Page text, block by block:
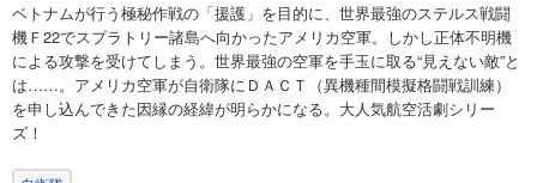
ベトナムが行う極秘作戦の「援護」を目的に、世界最強のステルス戦闘
機Ｆ22でスプラトリー諸島へ向かったアメリカ空軍。しかし正体不明機
による攻撃を受けてしまう。世界最強の空軍を手玉に取る“見えない敵”と
は……。アメリカ空軍が自衛隊にＤＡＣＴ（異機種間模擬格闘戦訓練）
を申し込んできた因縁の経緯が明らかになる。大人気航空活劇シリー
ズ！